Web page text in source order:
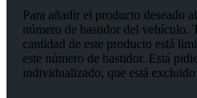
Para añadir el producto deseado
número de bastidor del vehículo.
cantidad de este producto está
este número de bastidor. Está
individualizado, que está